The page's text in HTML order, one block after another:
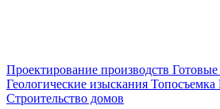
Проектирование производств
Геологические изыскания Топосъемка
Строительство домов